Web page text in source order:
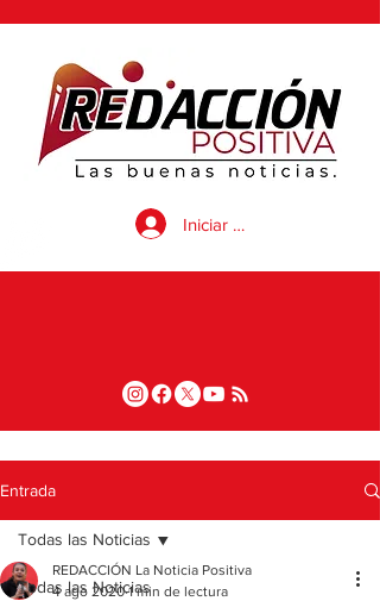
Iniciar sesión
Entrada
Todas las Noticias
Todas las Noticias
REDACCIÓN La Noticia Positiva
4 ago 2020 1 min de lectura